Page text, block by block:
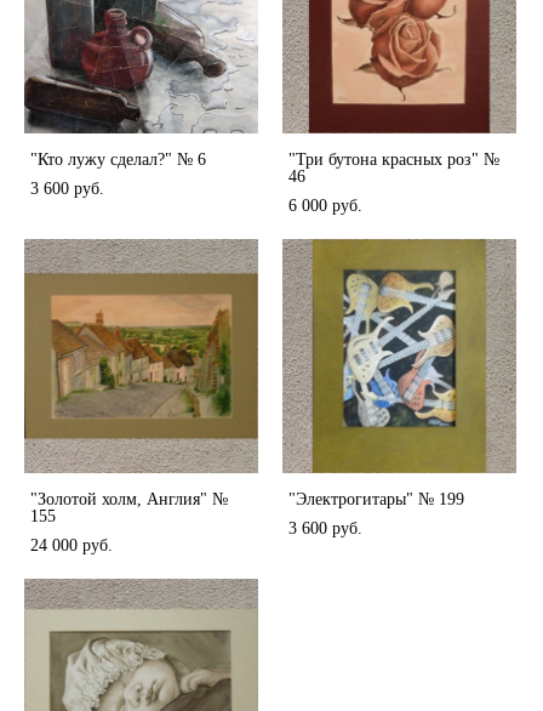
"Кто лужу сделал?" № 6
3 600 pуб.
"Три бутона красных роз" №
46
6 000 pуб.
"Золотой холм, Англия" №
155
24 000 pуб.
"Электрогитары" № 199
3 600 pуб.